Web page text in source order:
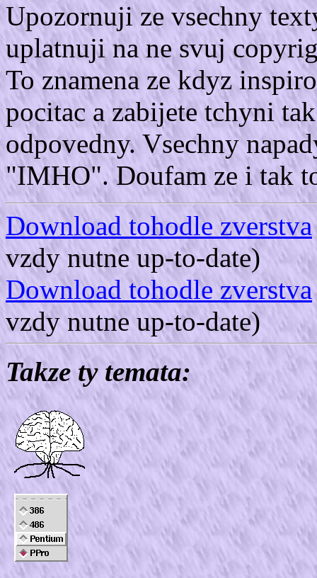
Upozornuji ze vsechny
uplatnuji na ne svuj
To znamena ze kdyz
pocitac a zabijete tchyni
odpovedny. Vsechny
"IMHO". Doufam ze i tak
Download tohodle zverstva
vzdy nutne up-to-date)
Download tohodle zverstva
vzdy nutne up-to-date)
Takze ty temata: